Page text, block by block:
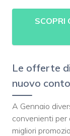
SCOPRI
Le offerte
nuovo
A Gennaio
convenienti per
migliori